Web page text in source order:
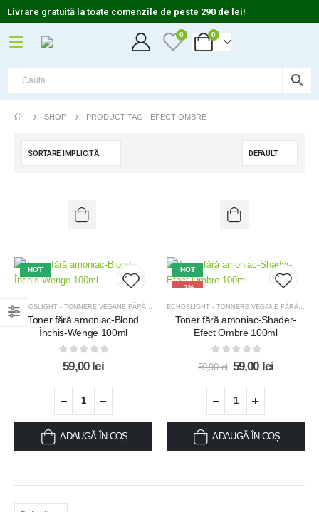
Livrare gratuită la toate comenzile de peste 290 de lei!
0 0
SHOP PRODUCT TAG - EFECT OMBRE
HOT
Add to
ECHOSLIGHT - TONNERE VEGANE FĂRĂ AMONIC ,OFERTE , OFERTE MĂȘTI TRATAMENT
Toner fără amoniac-Blond
Închis-Wenge 100ml
0out of 5
59,00 lei
ADAUGĂ ÎN COȘ
HOT
-2%
Add
ECHOSLIGHT - TONNERE VEGANE FĂRĂ AMONIC
Toner fără amoniac-Shader-
Efect Ombre 100ml
0out of 5
59,90lei 59,00 lei
ADAUGĂ ÎN COȘ